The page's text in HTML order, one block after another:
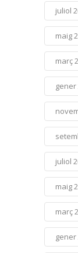
juliol
maig
març
gener
juliol
maig
març
gener